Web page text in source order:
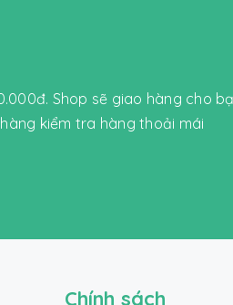
Shop sẽ giao hàng cho
kiểm tra hàng thoải mái
Chính sách